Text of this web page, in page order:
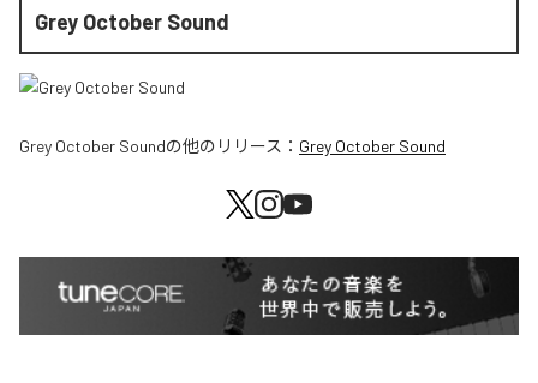
Grey October Sound
Grey October Soundの他のリリース： Grey October Sound